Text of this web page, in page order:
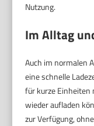
Nutzung.
Im Alltag
Auch im normalen
eine schnelle
für kurze Einheiten
wieder aufladen
zur Verfügung,